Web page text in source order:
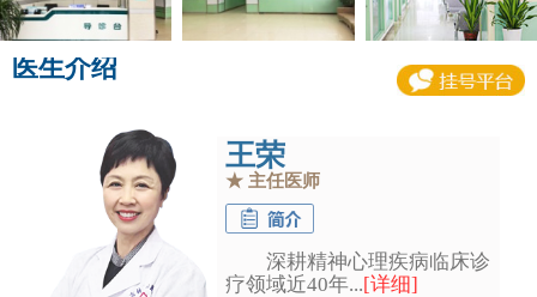
医生介绍
王荣
★ 主任医师
深耕精神心理疾病临床诊
疗领域近40年...[详细]